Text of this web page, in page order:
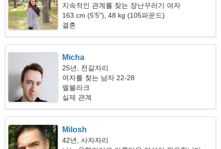
지속적인 관계를 찾는 장난꾸러기 여자
163 cm (5'5"), 48 kg (105파운드)
결혼
Micha
25년, 전갈자리
여자를 찾는 남자 22-28
엘블라크
실제 관계
Milosh
42년, 사자자리